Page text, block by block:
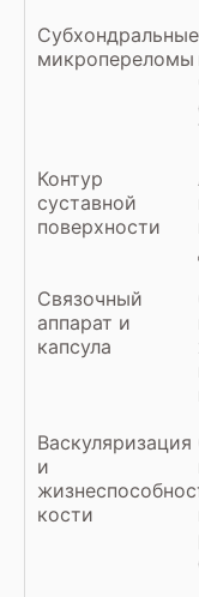
Субхондральные
микропереломы
Контур
суставной
поверхности
Связочный
аппарат и
капсула
Васкуляризация
и
кости